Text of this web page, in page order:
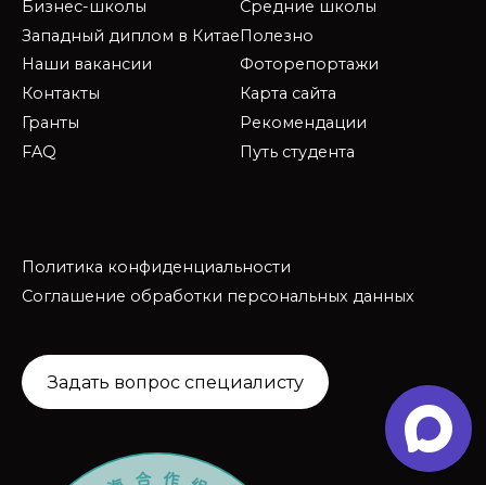
Бизнес-школы
Западный диплом в Китае
Наши вакансии
Контакты
Гранты
FAQ
Средние школы
Полезно
Фоторепортажи
Карта сайта
Рекомендации
Путь студента
Политика конфиденциальности
Соглашение обработки персональных данных
Задать вопрос специалисту